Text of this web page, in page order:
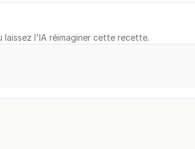
l'IA réimaginer cette recette.